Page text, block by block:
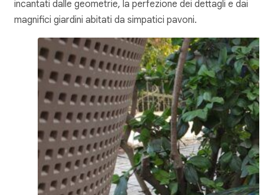
incantati dalle geometrie, la perfezione dei dettagli e dai
magnifici giardini abitati da simpatici pavoni.